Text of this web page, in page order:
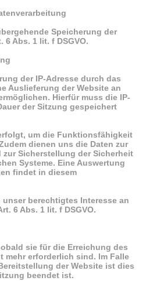
Speicherung der
Abs. 1 lit. f DSGVO.
der IP-Adresse durch das
Auslieferung der Website an
Hierfür muss die IP-
der Sitzung gespeichert
um die Funktionsfähigkeit
dienen uns die Daten zur
Sicherstellung der Sicherheit
Systeme. Eine Auswertung
findet in diesem
berechtigtes Interesse an
6 Abs. 1 lit. f DSGVO.
sie für die Erreichung des
mehr erforderlich sind. Im Falle
der Website ist dies
beendet ist.